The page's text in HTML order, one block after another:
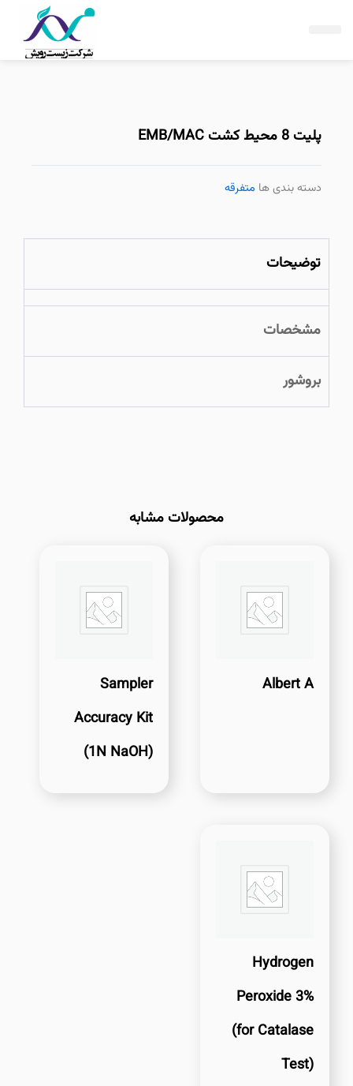
پلیت 8 محیط کشت EMB/MAC
دسته بندی ها متفرقه
توضیحات
مشخصات
بروشور
محصولات مشابه
Albert A
Sampler
Accuracy Kit
(1N NaOH)
Hydrogen
Peroxide 3%
(for Catalase
Test)